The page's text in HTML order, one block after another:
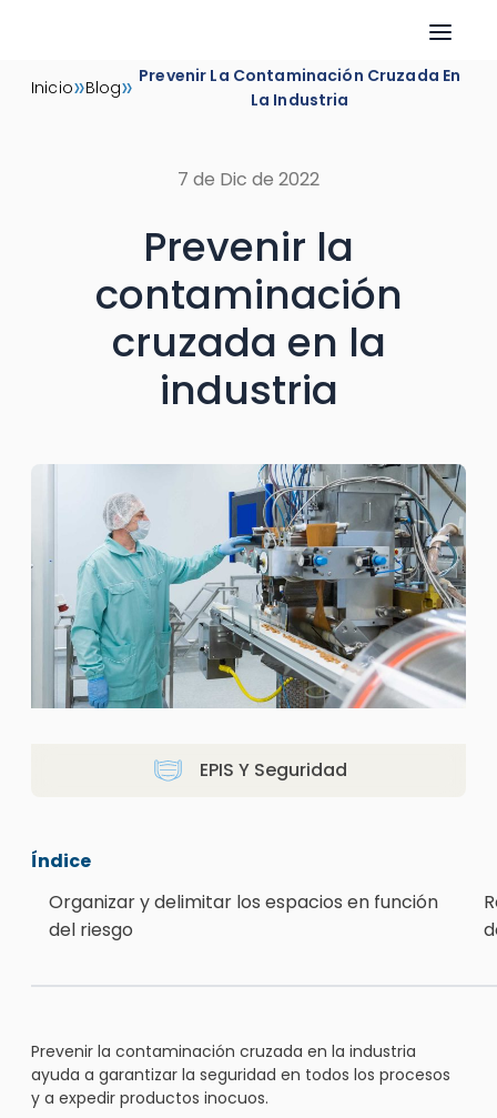
Inicio»Blog» Prevenir La Contaminación Cruzada En
La Industria
7 de Dic de 2022
Prevenir la
contaminación
cruzada en la
industria
EPIS Y Seguridad
Índice
Organizar y delimitar los espacios en función
del riesgo
Prevenir la contaminación cruzada en la industria
ayuda a garantizar la seguridad en todos los procesos
y a expedir productos inocuos.